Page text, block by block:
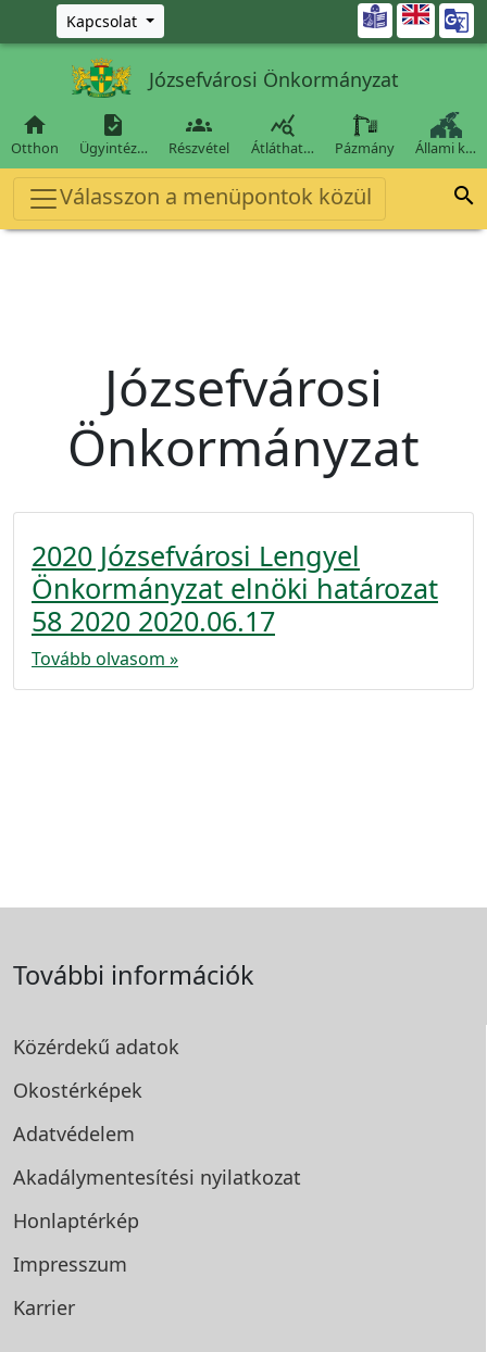
Ugrás a fő tartalomra
Kapcsolat 
Józsefvárosi Önkormányzat

Otthon

Ügyintéz…

Részvétel

Átláthat… Pázmány Állami k…
Válasszon a menüpontok közül 
Józsefvárosi
Önkormányzat
2020 Józsefvárosi Lengyel
Önkormányzat elnöki határozat
58 2020 2020.06.17
Tovább olvasom »
További információk
Közérdekű adatok
Okostérképek
Adatvédelem
Akadálymentesítési nyilatkozat
Honlaptérkép
Impresszum
Karrier